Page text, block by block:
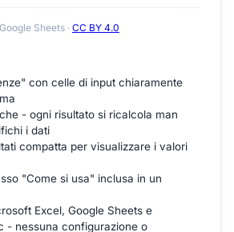
Sheets · CC BY 4.0
con celle di input chiaramente
- ogni risultato si ricalcola man
i dati
compatta per visualizzare i valori
"Come si usa" inclusa in un
Excel, Google Sheets e
- nessuna configurazione o